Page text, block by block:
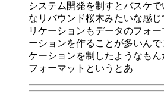
システム開発を制すとバスケ
なリバウンド桜木みたいな感
リケーションもデータのフォ
ーションを作ることが多いん
ケーションを制したようなも
フォーマットというとあ